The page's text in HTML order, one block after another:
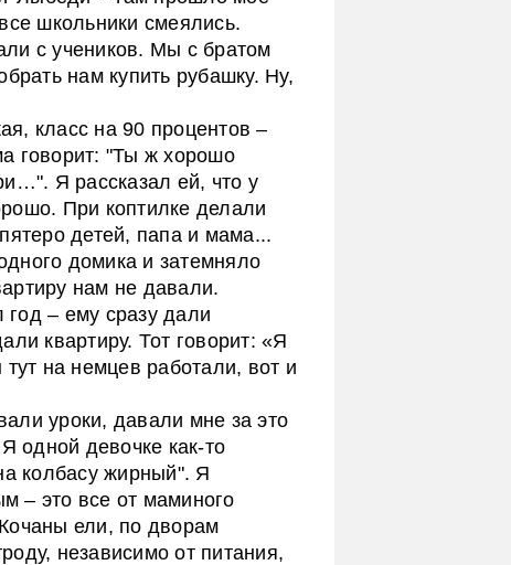
школьники смеялись.
с учеников. Мы с братом
нам купить рубашку. Ну,
класс на 90 процентов –
говорит: "Ты ж хорошо
Я рассказал ей, что у
При коптилке делали
детей, папа и мама...
домика и затемняло
нам не давали.
– ему сразу дали
квартиру. Тот говорит: «Я
на немцев работали, вот и
уроки, давали мне за это
одной девочке как-то
колбасу жирный". Я
– это все от маминого
ели, по дворам
независимо от питания,